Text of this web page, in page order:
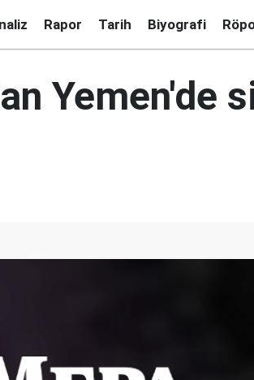
Rapor Tarih Biyografi
Yemen'de